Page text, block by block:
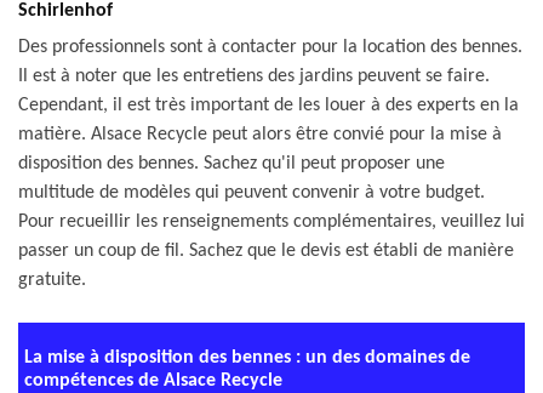
Schirlenhof
Des professionnels sont à contacter pour la location des bennes.
Il est à noter que les entretiens des jardins peuvent se faire.
Cependant, il est très important de les louer à des experts en la
matière. Alsace Recycle peut alors être convié pour la mise à
disposition des bennes. Sachez qu'il peut proposer une
multitude de modèles qui peuvent convenir à votre budget.
Pour recueillir les renseignements complémentaires, veuillez lui
passer un coup de fil. Sachez que le devis est établi de manière
gratuite.
La mise à disposition des bennes : un des domaines de
compétences de Alsace Recycle